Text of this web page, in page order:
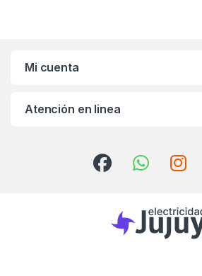
Mi cuenta
Atención en linea